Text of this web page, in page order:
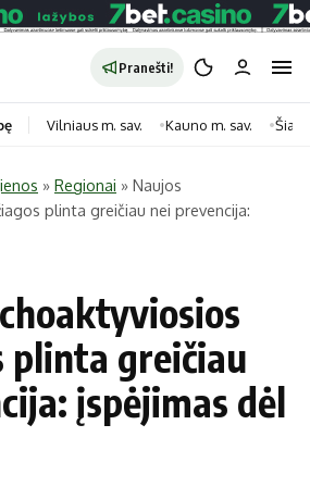
Pranešti!
Kategorijos
Horoskopai
Laisvalaikis
Maistas
Sveikata
Vilniaus m. sav. Kauno m. sav.
» Regionai » Naujos
plinta greičiau nei prevencija:
plinta greičiau
įspėjimas dėl